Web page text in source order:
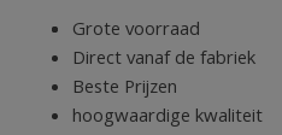
Grote voorraad
Direct vanaf de fabriek
Beste Prijzen
hoogwaardige kwaliteit